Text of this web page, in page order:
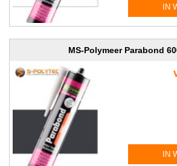
IN
MS-Polymeer Parabond
IN